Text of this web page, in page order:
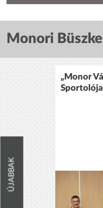
Monori
ÚJABBAK
„Monor